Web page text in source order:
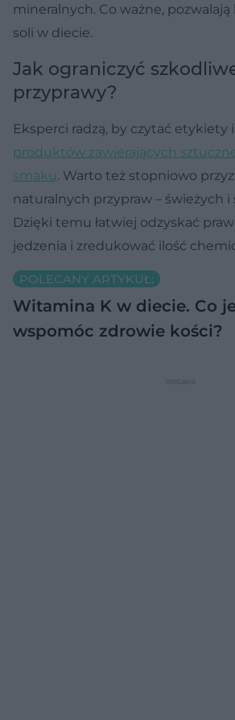
mineralnych. Co ważne,
soli w diecie.
Jak ograniczyć
przyprawy?
Eksperci radzą, by czytać etykiety
produktów zawierających
smaku. Warto też stopniowo
naturalnych przypraw – świeżych i
Dzięki temu łatwiej odzyskać
jedzenia i zredukować ilość
POLECANY ARTYKUŁ:
Witamina K w diecie. Co
wspomóc zdrowie kości?